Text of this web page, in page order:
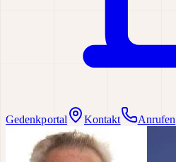
Gedenkportal Kontakt Anrufen